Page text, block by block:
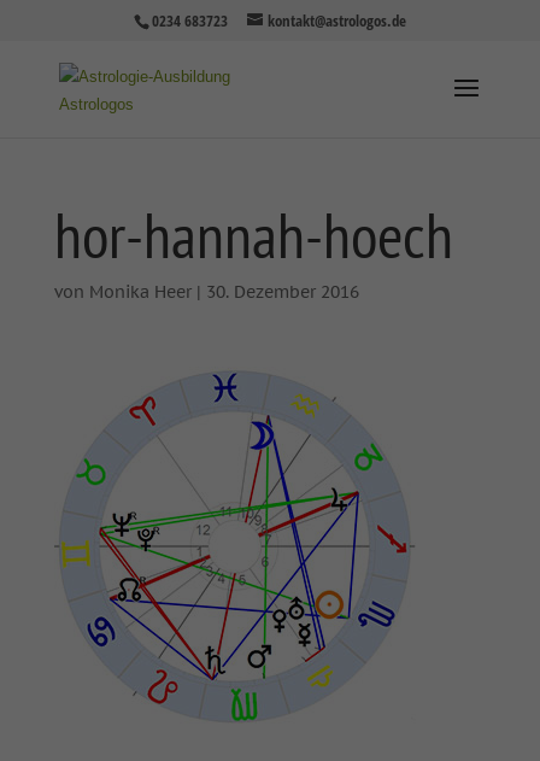
0234 683723 kontakt@astrologos.de
hor-hannah-hoech
von Monika Heer| 30. Dezember 2016